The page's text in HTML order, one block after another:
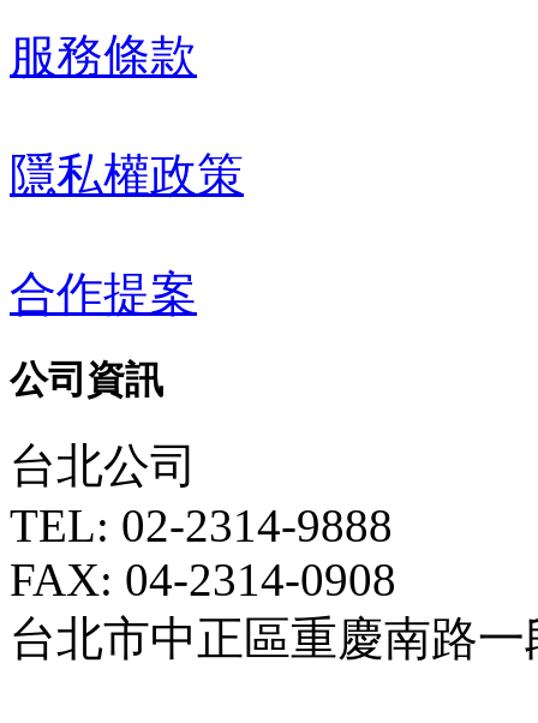
服務條款
隱私權政策
合作提案
公司資訊
台北公司
TEL: 02-2314-9888
FAX: 04-2314-0908
台北市中正區重慶南路一